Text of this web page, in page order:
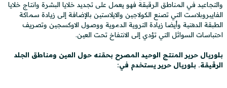
والتجاعيد في المناطق الرقيقة فهو يعمل على تجديد خلايا البشرة وانتاج خلايا
الفايبروبلاست التي تصنع الكولاجين والايلاستين بالإضافة إلى زيادة سماكة
الطبقة الدهنية وأيضا زيادة التروية الدموية ووصول الاوكسجين وتصريف
احتباسات السوائل التي تؤدي إلى الانتفاخ تحت العين.
بلوريال حرير المنتج الوحيد المصرح بحقنه حول العين ومناطق الجلد
الرقيقة. بلوريال حرير يستخدم في: